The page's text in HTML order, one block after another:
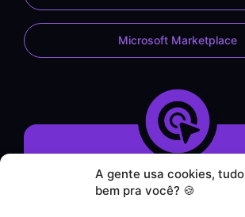
A gente usa cookies, tudo
bem pra você? 🍪
Microsoft Marketplace
Demonstração do Sistema
Formulário de Contato